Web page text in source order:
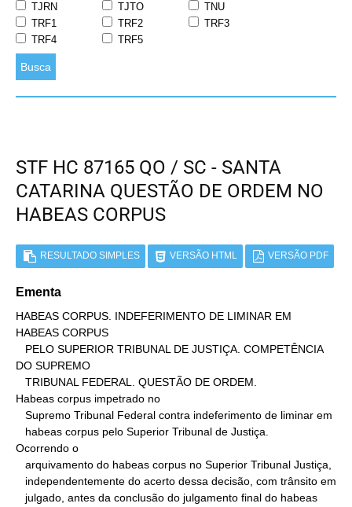
TJRN
TJTO
TNU
TRF1
TRF2
TRF3
TRF4
TRF5
Busca
STF HC 87165 QO / SC - SANTA
CATARINA QUESTÃO DE ORDEM NO
HABEAS CORPUS
RESULTADO SIMPLES VERSÃO HTML VERSÃO PDF
Ementa
HABEAS CORPUS. INDEFERIMENTO DE LIMINAR EM
HABEAS CORPUS
DO SUPREMO
Habeas corpus impetrado no
Ocorrendo o